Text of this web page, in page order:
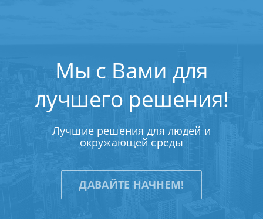
Мы с Вами для
лучшего решения!
Лучшие решения для людей и
окружающей среды
ДАВАЙТЕ НАЧНЕМ!